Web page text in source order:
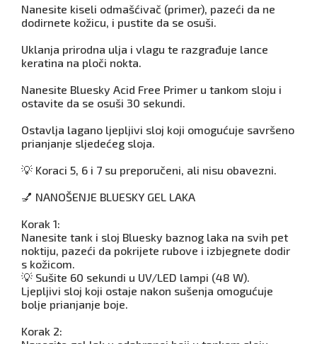
Nanesite kiseli odmašćivač (primer), pazeći da ne
dodirnete kožicu, i pustite da se osuši.
Uklanja prirodna ulja i vlagu te razgrađuje lance
keratina na ploči nokta.
Nanesite Bluesky Acid Free Primer u tankom sloju i
ostavite da se osuši 30 sekundi.
Ostavlja lagano ljepljivi sloj koji omogućuje savršeno
prianjanje sljedećeg sloja.
💡 Koraci 5, 6 i 7 su preporučeni, ali nisu obavezni.
💅 NANOŠENJE BLUESKY GEL LAKA
Korak 1:
Nanesite tank i sloj Bluesky baznog laka na svih pet
noktiju, pazeći da pokrijete rubove i izbjegnete dodir
s kožicom.
💡 Sušite 60 sekundi u UV/LED lampi (48 W).
Ljepljivi sloj koji ostaje nakon sušenja omogućuje
bolje prianjanje boje.
Korak 2: